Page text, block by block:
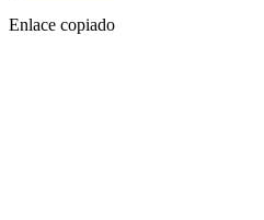
Enlace copiado